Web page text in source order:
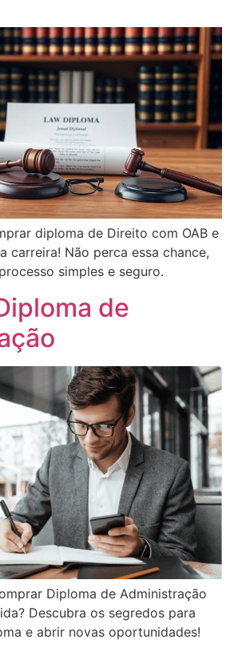
diploma de Direito com OAB e
carreira! Não perca essa chance,
simples e seguro.
de
Diploma de Administração
Descubra os segredos para
e abrir novas oportunidades!